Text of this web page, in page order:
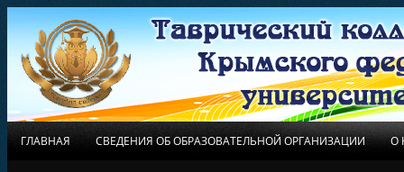
ГЛАВНАЯ СВЕДЕНИЯ ОБ ОБРАЗОВАТЕЛЬНОЙ ОРГАНИЗАЦИИ О